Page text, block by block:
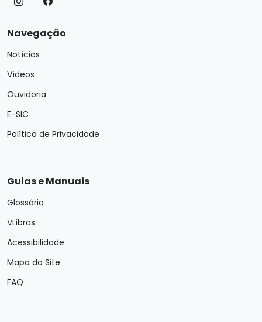
Navegação
Notícias
Vídeos
Ouvidoria
E-SIC
Política de Privacidade
Guias e Manuais
Glossário
VLibras
Acessibilidade
Mapa do Site
FAQ